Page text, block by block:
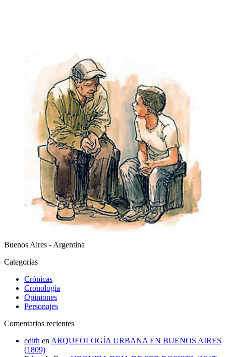
Buenos Aires - Argentina
Categorías
Crónicas
Cronología
Opiniones
Personajes
Comentarios recientes
edith en ARQUEOLOGÍA URBANA EN BUENOS AIRES
(1809)